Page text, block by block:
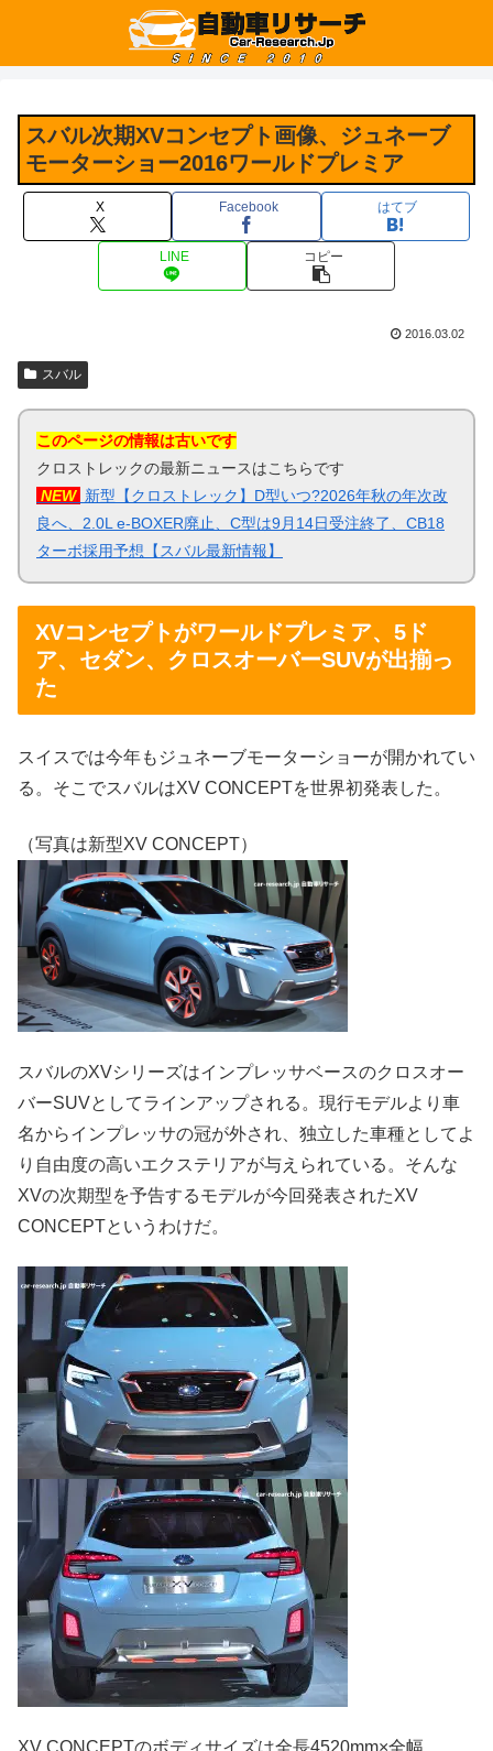
スバル次期XVコンセプト画像、ジュネーブ
モーターショー2016ワールドプレミア
X Facebook はてブ
LINE コピー
2016.03.02
スバル
このページの情報は古いです
クロストレックの最新ニュースはこちらです
NEW 新型【クロストレック】D型いつ?2026年秋の年次改
良へ、2.0L e-BOXER廃止、C型は9月14日受注終了、CB18
ターボ採用予想【スバル最新情報】
XVコンセプトがワールドプレミア、5ド
ア、セダン、クロスオーバーSUVが出揃っ
た
スイスでは今年もジュネーブモーターショーが開かれてい
る。そこでスバルはXV CONCEPTを世界初発表した。
（写真は新型XV CONCEPT）
スバルのXVシリーズはインプレッサベースのクロスオー
バーSUVとしてラインアップされる。現行モデルより車
名からインプレッサの冠が外され、独立した車種としてよ
り自由度の高いエクステリアが与えられている。そんな
XVの次期型を予告するモデルが今回発表されたXV
CONCEPTというわけだ。
XV CONCEPTのボディサイズは全長4520mm×全幅